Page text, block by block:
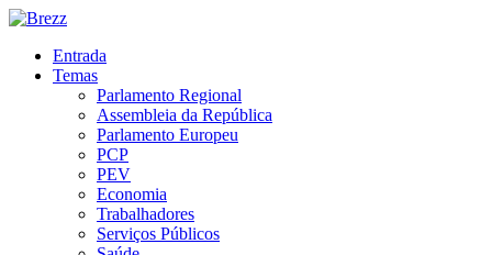
Entrada
Temas
Parlamento Regional
Assembleia da República
Parlamento Europeu
PCP
PEV
Economia
Trabalhadores
Serviços Públicos